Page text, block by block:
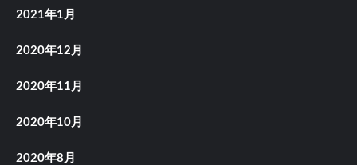
2021年1月
2020年12月
2020年11月
2020年10月
2020年8月